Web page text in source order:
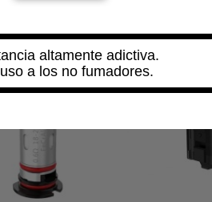
altamente adictiva.
a los no fumadores.